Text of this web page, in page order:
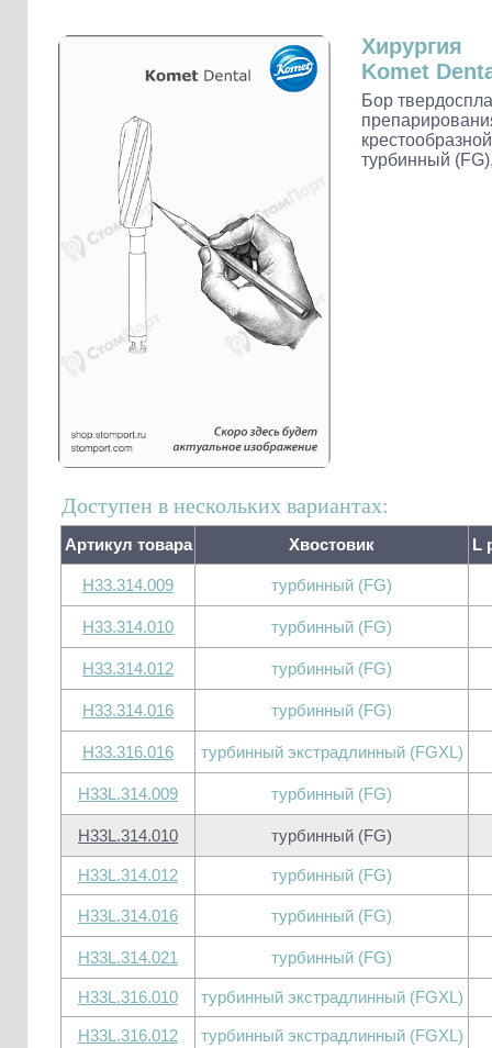
Наконечники и переходники KaVo
Хирургия
Komet
Бор
турбинный
Доступен в нескольких вариантах:
Артикул товара Хвостовик L
H33.314.009 турбинный (FG)
H33.314.010 турбинный (FG)
H33.314.012 турбинный (FG)
H33.314.016 турбинный (FG)
H33.316.016 турбинный экстрадлинный (FGXL)
H33L.314.009 турбинный (FG)
H33L.314.010 турбинный (FG)
H33L.314.012 турбинный (FG)
H33L.314.016 турбинный (FG)
H33L.314.021 турбинный (FG)
H33L.316.010 турбинный экстрадлинный (FGXL)
H33L.316.012 турбинный экстрадлинный (FGXL)